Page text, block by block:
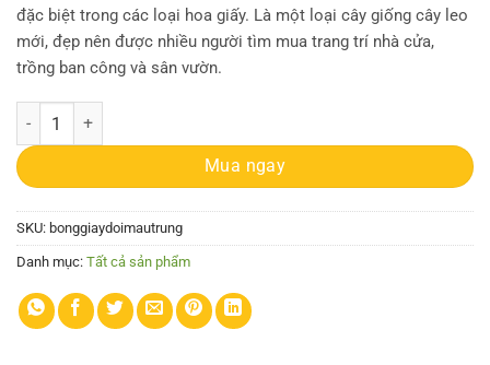
đặc biệt trong các loại hoa giấy. Là một loại cây giống cây leo
mới, đẹp nên được nhiều người tìm mua trang trí nhà cửa,
trồng ban công và sân vườn.
Cây hoa giấy Ấn Độ - giống bông giấy cho hoa đổi màu đặc sắc - size
Mua ngay
SKU: bonggiaydoimautrung
Danh mục: Tất cả sản phẩm